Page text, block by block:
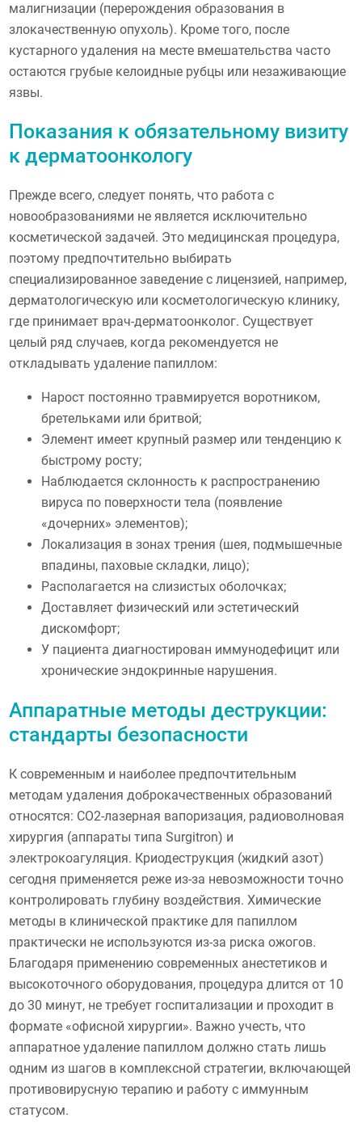
малигнизации (перерождения образования в
злокачественную опухоль). Кроме того, после
кустарного удаления на месте вмешательства часто
остаются грубые келоидные рубцы или незаживающие
язвы.
Показания к обязательному визиту
к дерматоонкологу
Прежде всего, следует понять, что работа с
новообразованиями не является исключительно
косметической задачей. Это медицинская процедура,
поэтому предпочтительно выбирать
специализированное заведение с лицензией, например,
дерматологическую или косметологическую клинику,
где принимает врач-дерматоонколог. Существует
целый ряд случаев, когда рекомендуется не
откладывать удаление папиллом:
Нарост постоянно травмируется воротником,
бретельками или бритвой;
Элемент имеет крупный размер или тенденцию к
быстрому росту;
Наблюдается склонность к распространению
вируса по поверхности тела (появление
«дочерних» элементов);
Локализация в зонах трения (шея, подмышечные
впадины, паховые складки, лицо);
Располагается на слизистых оболочках;
Доставляет физический или эстетический
дискомфорт;
У пациента диагностирован иммунодефицит или
хронические эндокринные нарушения.
Аппаратные методы деструкции:
стандарты безопасности
К современным и наиболее предпочтительным
методам удаления доброкачественных образований
относятся: CO2-лазерная вапоризация, радиоволновая
хирургия (аппараты типа Surgitron) и
электрокоагуляция. Криодеструкция (жидкий азот)
сегодня применяется реже из-за невозможности точно
контролировать глубину воздействия. Химические
методы в клинической практике для папиллом
практически не используются из-за риска ожогов.
Благодаря применению современных анестетиков и
высокоточного оборудования, процедура длится от 10
до 30 минут, не требует госпитализации и проходит в
формате «офисной хирургии». Важно учесть, что
аппаратное удаление папиллом должно стать лишь
одним из шагов в комплексной стратегии, включающей
противовирусную терапию и работу с иммунным
статусом.